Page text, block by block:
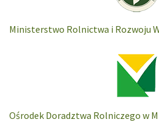
Ministerstwo Rolnictwa i Rozwoju
Ośrodek Doradztwa Rolniczego w